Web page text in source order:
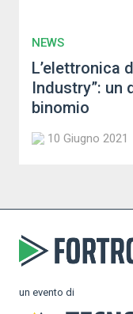
NEWS
L’elettronica
Industry”: un
binomio
10 Giugno 2021
un evento di